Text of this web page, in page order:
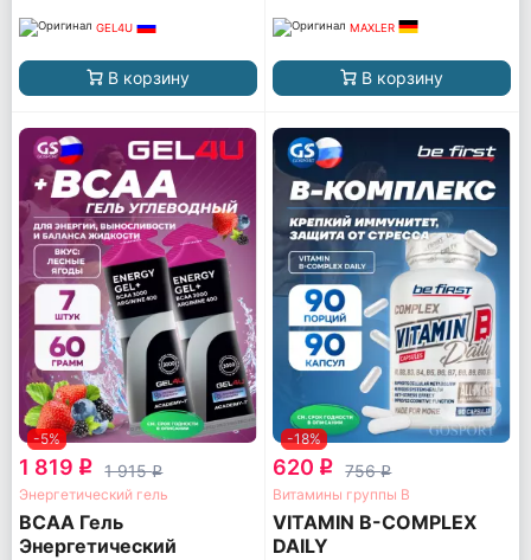
GEL4U
В корзину
MAXLER
В корзину
-5%
1 819 q 1 915q
Энергетический гель
BCAA Гель
Энергетический
-18%
620 q 756q
Витамины группы B
VITAMIN B-COMPLEX
DAILY